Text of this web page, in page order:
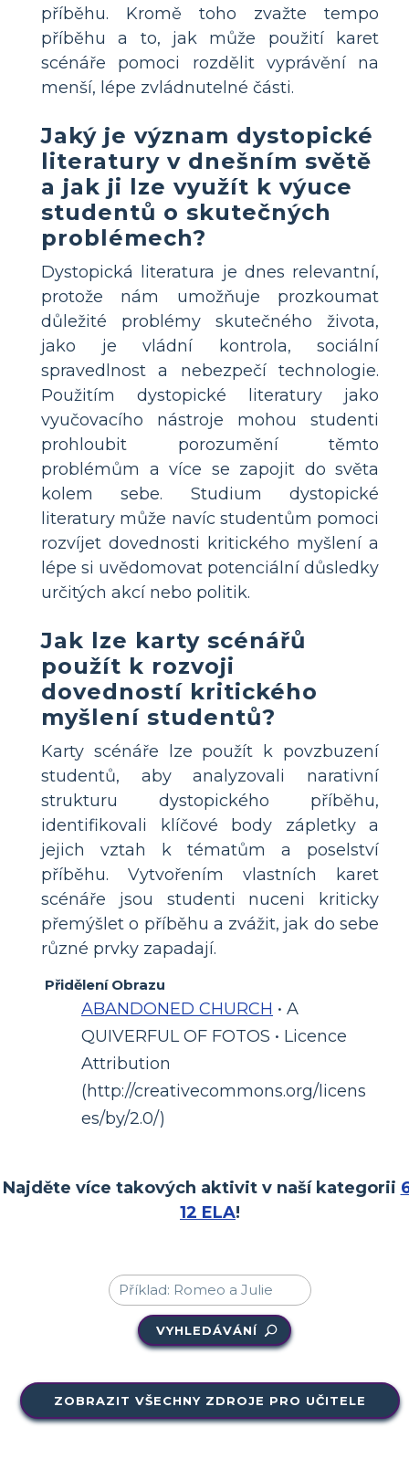
příběhu. Kromě toho zvažte tempo
příběhu a to, jak může použití karet
scénáře pomoci rozdělit vyprávění na
menší, lépe zvládnutelné části.
Jaký je význam dystopické
literatury v dnešním světě
a jak ji lze využít k výuce
studentů o skutečných
problémech?
Dystopická literatura je dnes relevantní,
protože nám umožňuje prozkoumat
důležité problémy skutečného života,
jako je vládní kontrola, sociální
spravedlnost a nebezpečí technologie.
Použitím dystopické literatury jako
vyučovacího nástroje mohou studenti
prohloubit porozumění těmto
problémům a více se zapojit do světa
kolem sebe. Studium dystopické
literatury může navíc studentům pomoci
rozvíjet dovednosti kritického myšlení a
lépe si uvědomovat potenciální důsledky
určitých akcí nebo politik.
Jak lze karty scénářů
použít k rozvoji
dovedností kritického
myšlení studentů?
Karty scénáře lze použít k povzbuzení
studentů, aby analyzovali narativní
strukturu dystopického příběhu,
identifikovali klíčové body zápletky a
jejich vztah k tématům a poselství
příběhu. Vytvořením vlastních karet
scénáře jsou studenti nuceni kriticky
přemýšlet o příběhu a zvážit, jak do sebe
různé prvky zapadají.
Přidělení Obrazu
ABANDONED CHURCH • A
QUIVERFUL OF FOTOS • Licence
Attribution
(http://creativecommons.org/licens
es/by/2.0/)
Najděte více takových aktivit v naší kategorii
12 ELA!
VYHLEDÁVÁNÍ
ZOBRAZIT VŠECHNY ZDROJE PRO UČITELE